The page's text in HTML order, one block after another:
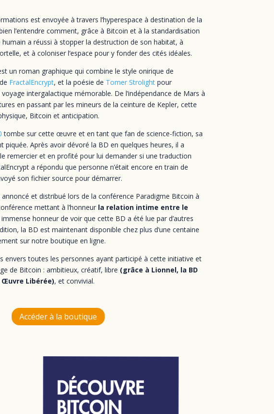
est envoyée à travers l’hyperespace à destination de la
l’entendre comment, grâce à Bitcoin et à la standardisation
a réussi à stopper la destruction de son habitat, à
et à coloniser l’espace pour y fonder des cités idéales.
un roman graphique qui combine le style onirique de
FractalEncrypt, et la poésie de Tomer Strolight pour
intergalactique mémorable. De l’indépendance de Mars à
en passant par les mineurs de la ceinture de Kepler, cette
Bitcoin et anticipation.
tombe sur cette œuvre et en tant que fan de science-fiction, sa
Après avoir dévoré la BD en quelques heures, il a
remercier et en profité pour lui demander si une traduction
a répondu que personne n’était encore en train de
son fichier source pour démarrer.
et distribué lors de la conférence Paradigme Bitcoin à
mettant à l’honneur la relation intime entre le
honneur de voir que cette BD a été lue par d’autres
la BD est maintenant disponible chez plus d’une centaine
sur notre boutique en ligne.
envers toutes les personnes ayant participé à cette initiative et
de Bitcoin : ambitieux, créatif, libre (grâce à Lionnel, la BD
Libérée), et convivial.
Accéder à la boutique